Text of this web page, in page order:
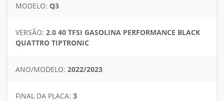
MODELO: Q3
VERSÃO: 2.0 40 TFSI GASOLINA PERFORMANCE BLACK
QUATTRO TIPTRONIC
ANO/MODELO: 2022/2023
FINAL DA PLACA: 3